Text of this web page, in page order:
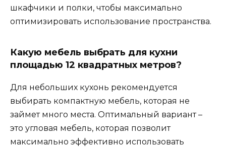
шкафчики и полки, чтобы максимально
оптимизировать использование пространства.
Какую мебель выбрать для кухни
площадью 12 квадратных метров?
Для небольших кухонь рекомендуется
выбирать компактную мебель, которая не
займет много места. Оптимальный вариант –
это угловая мебель, которая позволит
максимально эффективно использовать